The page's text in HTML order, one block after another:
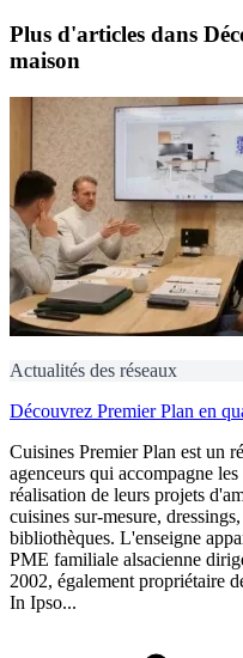
Plus d'articles dans
maison
Actualités des réseaux
Découvrez Premier Plan en
Cuisines Premier Plan est un
agenceurs qui accompagne
réalisation de leurs projets
cuisines sur-mesure,
bibliothèques. L'enseigne
PME familiale alsacienne
2002, également propriétaire
In Ipso...